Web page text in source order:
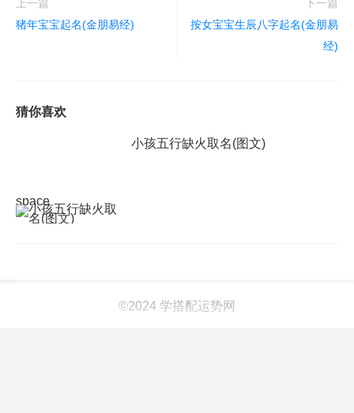
上一篇
猪年宝宝起名(金朋易经)
下一篇
按女宝宝生辰八字起名(金朋易
经)
猜你喜欢
space
小孩五行缺火取名(图文)
©2024 学搭配运势网